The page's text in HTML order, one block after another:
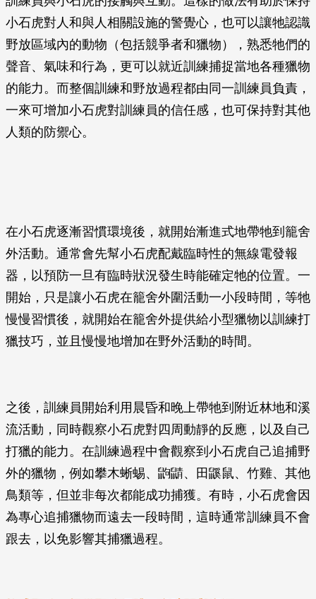
小石虎對人和與人相關設施的警覺心，也可以讓牠認識
野放區域內的動物（包括競爭者和獵物），熟悉牠們的
聲音、氣味和行為，更可以就近訓練捕捉當地各種獵物
的能力。而整個訓練和野放過程都由同一訓練員負責，
一來可增加小石虎對訓練員的信任感，也可保持對其他
人類的防禦心。
在小石虎逐漸習慣環境後，就開始漸進式地帶牠到籠舍
外活動。通常會先幫小石虎配戴臨時性的無線電發報
器，以預防一旦有臨時狀況發生時能確定牠的位置。一
開始，只是讓小石虎在籠舍外圍活動一小段時間，等牠
慢慢習慣後，就開始在籠舍外提供給小型獵物以訓練打
獵技巧，並且慢慢地增加在野外活動的時間。
之後，訓練員開始利用晨昏和晚上帶牠到附近林地和溪
流活動，同時觀察小石虎對四周動靜的反應，以及自己
打獵的能力。在訓練過程中會觀察到小石虎自己追捕野
外的獵物，例如攀木蜥蜴、鼩鼱、田鼷鼠、竹雞、其他
鳥類等，但並非每次都能成功捕獲。有時，小石虎會因
為專心追捕獵物而遠去一段時間，這時通常訓練員不會
跟去，以免影響其捕獵過程。